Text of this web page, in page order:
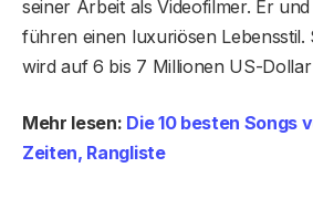
seiner Arbeit als Videofilmer. Er und
führen einen luxuriösen Lebensstil.
wird auf 6 bis 7 Millionen US-
Mehr lesen: Die 10 besten Songs
Zeiten, Rangliste